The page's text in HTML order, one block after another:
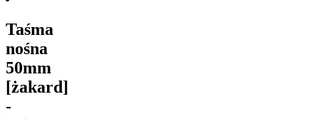
Taśma
nośna
50mm
[żakard]
-